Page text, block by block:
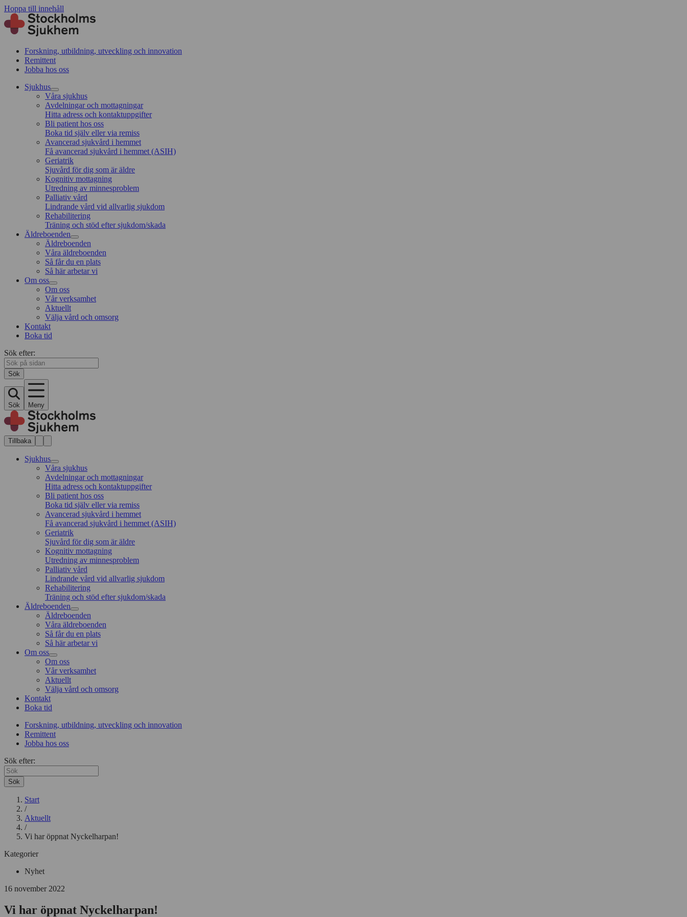
Hoppa till innehåll
Forskning, utbildning, utveckling och innovation
Remittent
Jobba hos oss
Sjukhus
Våra sjukhus
Avdelningar och mottagningar
Hitta adress och kontaktuppgifter
Bli patient hos oss
Boka tid själv eller via remiss
Avancerad sjukvård i hemmet
Få avancerad sjukvård i hemmet (ASIH)
Geriatrik
Sjuvård för dig som är äldre
Kognitiv mottagning
Utredning av minnesproblem
Palliativ vård
Lindrande vård vid allvarlig sjukdom
Rehabilitering
Träning och stöd efter sjukdom/skada
Äldreboenden
Äldreboenden
Våra äldreboenden
Så får du en plats
Så här arbetar vi
Om oss
Om oss
Vår verksamhet
Aktuellt
Välja vård och omsorg
Kontakt
Boka tid
Sök efter:
Sök
Sök Meny
Tillbaka
Sjukhus
Våra sjukhus
Avdelningar och mottagningar
Hitta adress och kontaktuppgifter
Bli patient hos oss
Boka tid själv eller via remiss
Avancerad sjukvård i hemmet
Få avancerad sjukvård i hemmet (ASIH)
Geriatrik
Sjuvård för dig som är äldre
Kognitiv mottagning
Utredning av minnesproblem
Palliativ vård
Lindrande vård vid allvarlig sjukdom
Rehabilitering
Träning och stöd efter sjukdom/skada
Äldreboenden
Äldreboenden
Våra äldreboenden
Så får du en plats
Så här arbetar vi
Om oss
Om oss
Vår verksamhet
Aktuellt
Välja vård och omsorg
Kontakt
Boka tid
Forskning, utbildning, utveckling och innovation
Remittent
Jobba hos oss
Sök efter:
Sök
Start
/
Aktuellt
/
Vi har öppnat Nyckelharpan!
Kategorier
Nyhet
16 november 2022
Vi har öppnat Nyckelharpan!